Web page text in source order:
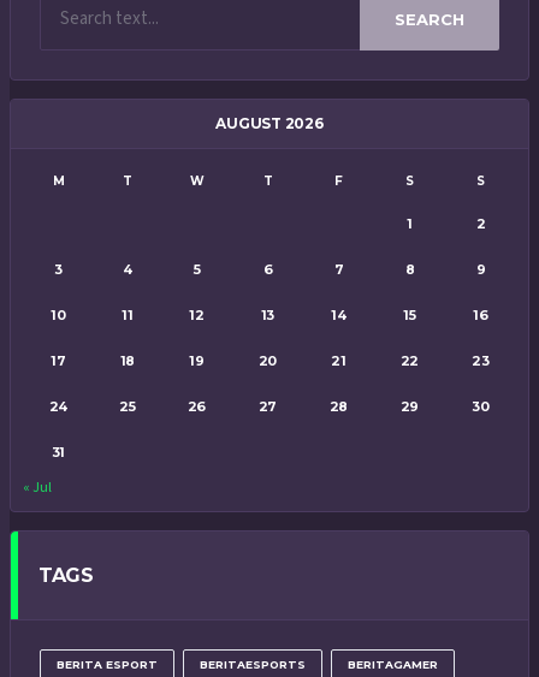
SEARCH
AUGUST 2026
M T W T F S S
1 2
3 4 5 6 7 8 9
10 11 12 13 14 15 16
17 18 19 20 21 22 23
24 25 26 27 28 29 30
31
« Jul
TAGS
BERITA ESPORT BERITAESPORTS BERITAGAMER